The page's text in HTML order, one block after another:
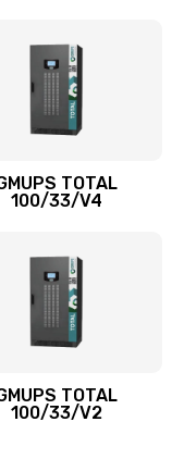
TOTAL
100/33/V4
TOTAL
100/33/V2